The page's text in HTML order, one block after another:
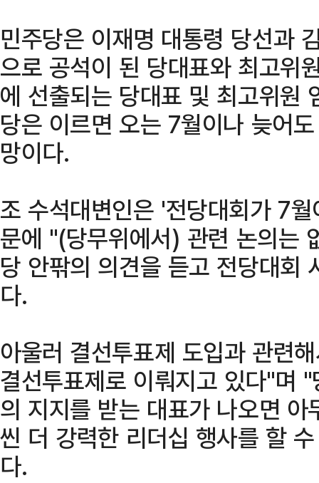
민주당은 이재명 대통령 당선과
으로 공석이 된 당대표와 최고위
에 선출되는 당대표 및 최고위원
당은 이르면 오는 7월이나 늦어
망이다.
조 수석대변인은 '전당대회가 7
문에 "(당무위에서) 관련 논의는
당 안팎의 의견을 듣고 전당대회
다.
아울러 결선투표제 도입과 관련
결선투표제로 이뤄지고 있다"며
의 지지를 받는 대표가 나오면
씬 더 강력한 리더십 행사를 할
다.